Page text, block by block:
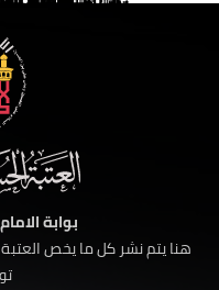
بوابة
هنا يتم نشر كل ما يخص